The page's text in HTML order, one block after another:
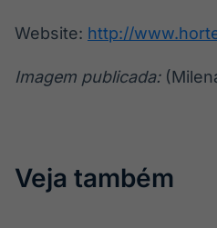
Website: http://
Imagem publicada:
Veja também